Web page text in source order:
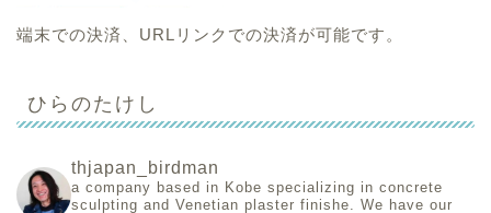
端末での決済、URLリンクでの決済が可能です。
ひらのたけし
thjapan_birdman
a company based in Kobe specializing in concrete
sculpting and Venetian plaster finishe. We have our